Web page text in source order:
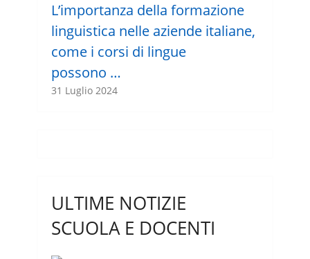
L’importanza della formazione
linguistica nelle aziende italiane,
come i corsi di lingue
possono …
31 Luglio 2024
ULTIME NOTIZIE
SCUOLA E DOCENTI